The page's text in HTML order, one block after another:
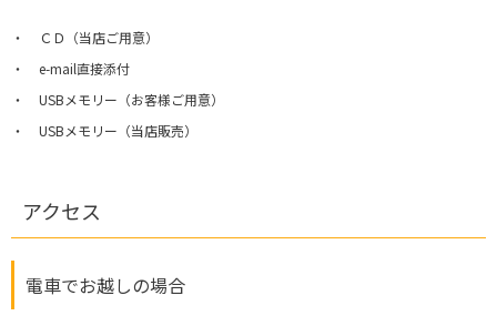
ＣＤ（当店ご用意）
e-mail直接添付
USBメモリー（お客様ご用意）
USBメモリー（当店販売）
アクセス
電車でお越しの場合